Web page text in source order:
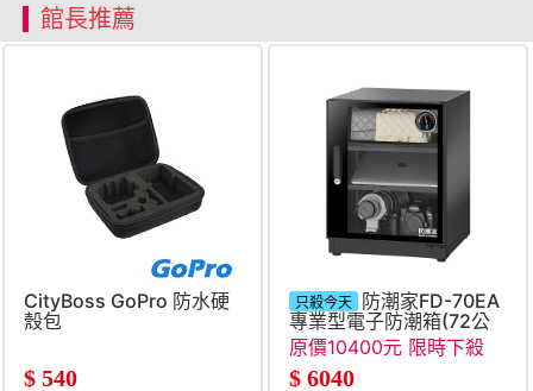
館長推薦
CityBoss GoPro 防水硬
殼包
$ 540
只殺今天
防潮家FD-70EA
專業型電子防潮箱(72公
升)
原價10400元 限時下殺
$ 6040